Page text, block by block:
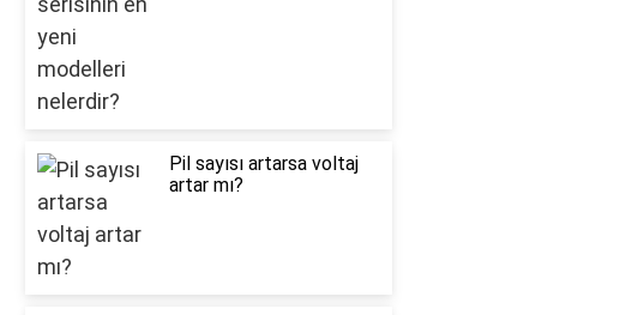
Pil sayısı artarsa voltaj
artar mı?